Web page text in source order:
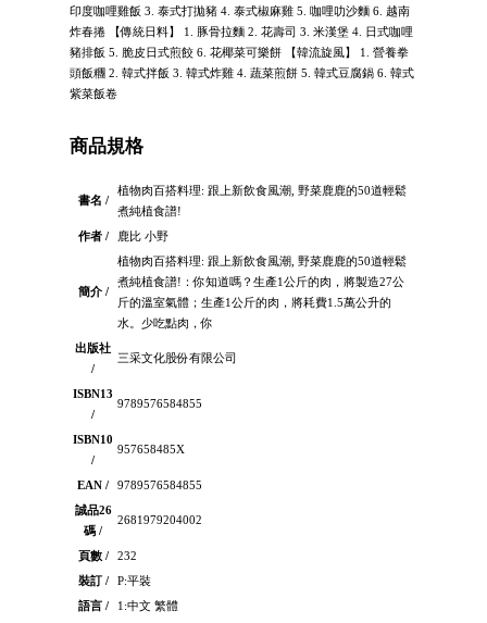
印度咖哩雞飯 3. 泰式打拋豬 4. 泰式椒麻雞 5. 咖哩叻沙麵 6. 越南
炸春捲 【傳統日料】 1. 豚骨拉麵 2. 花壽司 3. 米漢堡 4. 日式咖哩
豬排飯 5. 脆皮日式煎餃 6. 花椰菜可樂餅 【韓流旋風】 1. 營養拳
頭飯糰 2. 韓式拌飯 3. 韓式炸雞 4. 蔬菜煎餅 5. 韓式豆腐鍋 6. 韓式
紫菜飯卷
商品規格
書名 /
植物肉百搭料理: 跟上新飲食風潮, 野菜鹿鹿的50道輕鬆
煮純植食譜!
作者 /
鹿比 小野
簡介 /
植物肉百搭料理: 跟上新飲食風潮, 野菜鹿鹿的50道輕鬆
煮純植食譜!：你知道嗎？生產1公斤的肉，將製造27公
斤的溫室氣體；生產1公斤的肉，將耗費1.5萬公升的
水。少吃點肉，你
出版社
/
三采文化股份有限公司
ISBN13
/
9789576584855
ISBN10
/
957658485X
EAN /
9789576584855
誠品26
碼 /
2681979204002
頁數 /
232
裝訂 /
P:平裝
語言 /
1:中文 繁體